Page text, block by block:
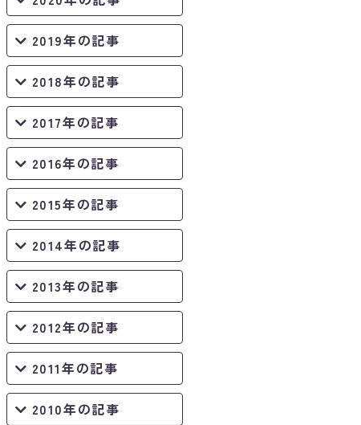
2019年の記事
2018年の記事
2017年の記事
2016年の記事
2015年の記事
2014年の記事
2013年の記事
2012年の記事
2011年の記事
2010年の記事